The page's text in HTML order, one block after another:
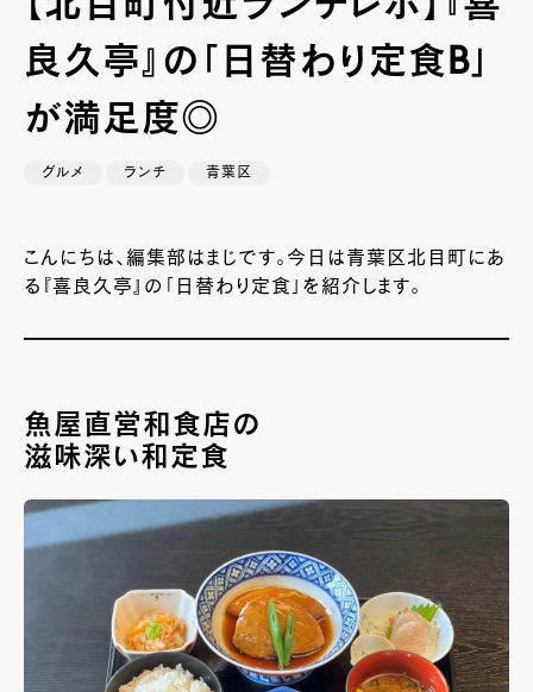
良久亭』の「日替わり定食B」
が満足度◎
グルメ ランチ 青葉区
こんにちは、編集部はまじです。今日は青葉区北目町にあ
る『喜良久亭』の「日替わり定食」を紹介します。
魚屋直営和食店の
滋味深い和定食